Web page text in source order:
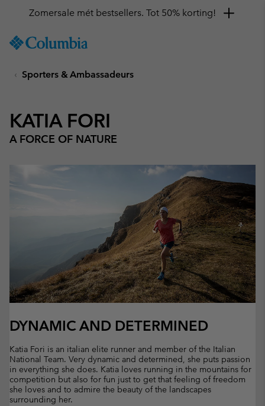
TO
SKIP
TO
Zomersale mét bestsellers. Tot 50% korting!
Sporters & Ambassadeurs
KATIA FORI
A FORCE OF NATURE
DYNAMIC AND DETERMINED
Katia Fori is an italian elite runner and member of the Italian
National Team. Very dynamic and determined, she puts passion
in everything she does. Katia loves running in the mountains for
competition but also for fun just to get that feeling of freedom
she loves and to admire the beauty of the landscapes
surrounding her.